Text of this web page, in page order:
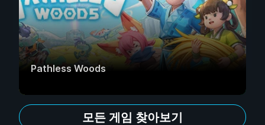
Pathless Woods
모든 게임 찾아보기